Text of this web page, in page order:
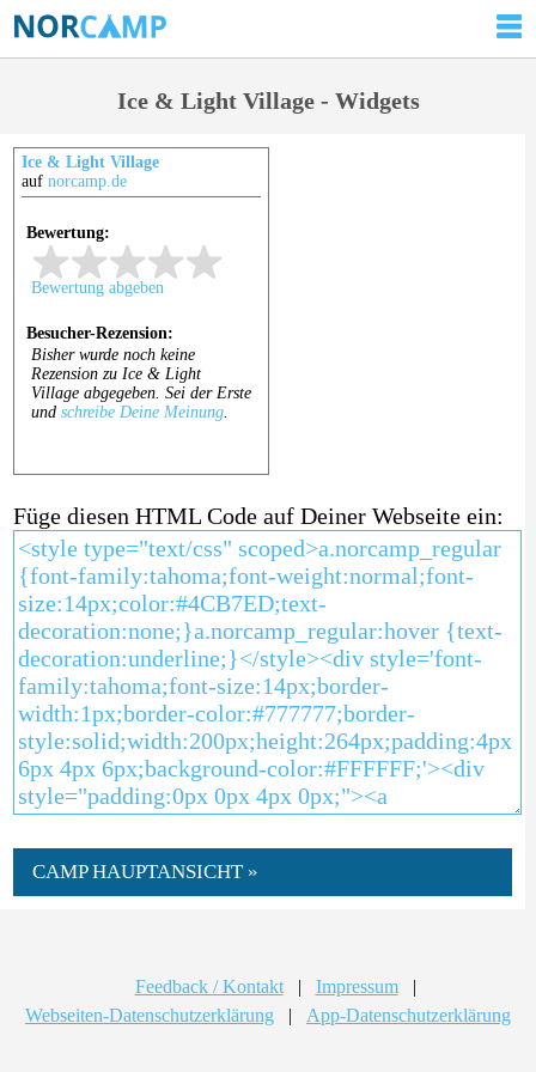
Ice & Light Village - Widgets
Ice & Light Village
auf norcamp.de
Füge diesen HTML Code auf Deiner Webseite ein:
CAMP HAUPTANSICHT »
Feedback / Kontakt | Impressum
|
Webseiten-Datenschutzerklärung
| App-Datenschutzerklärung